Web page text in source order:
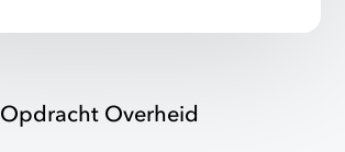
Opdracht Overheid